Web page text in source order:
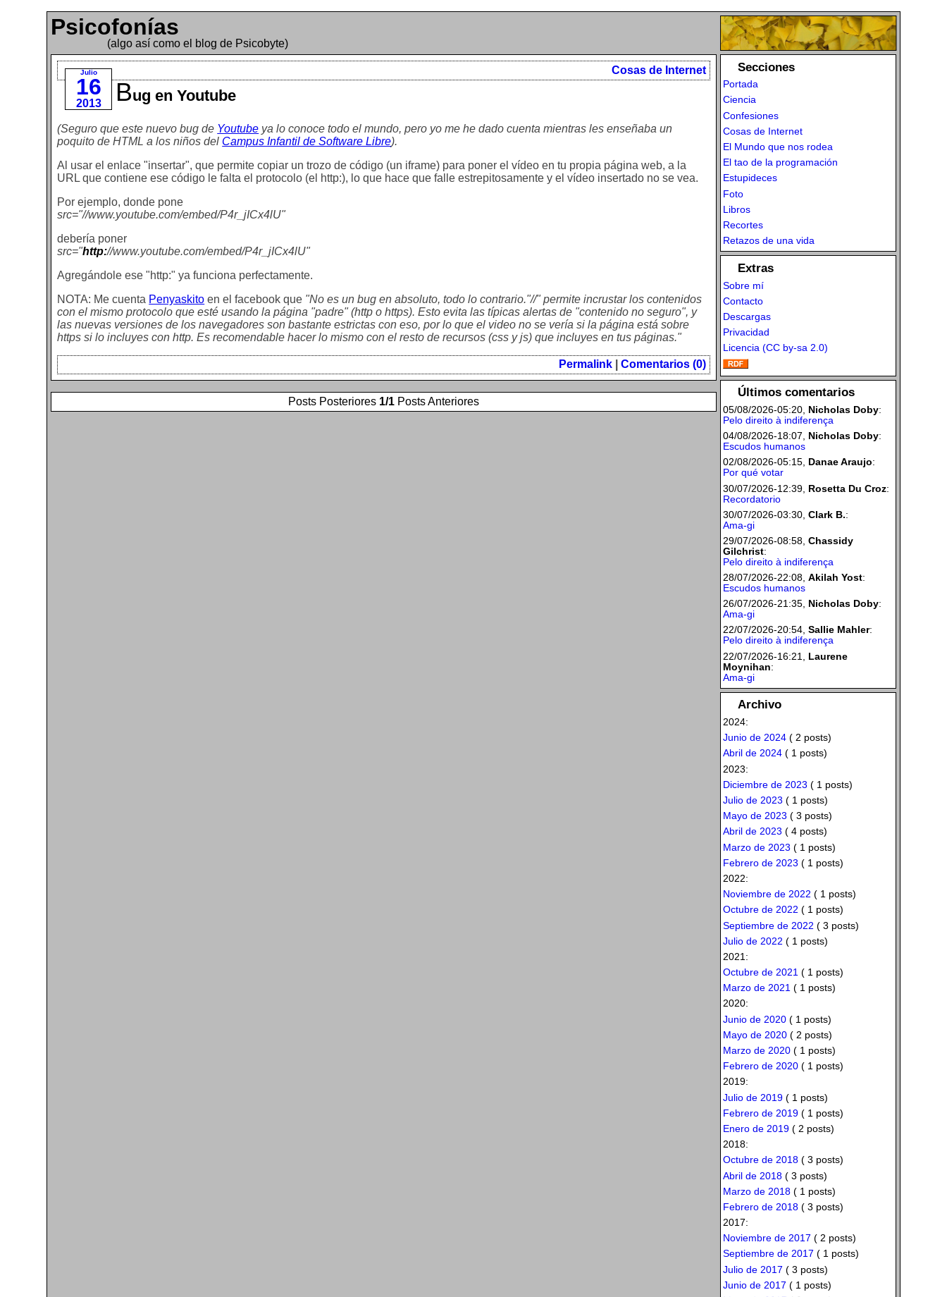
Psicofonías
(algo así como el blog de Psicobyte)
Julio
16
2013
Cosas de Internet
Bug en Youtube
(Seguro que este nuevo bug de Youtube ya lo conoce todo el mundo, pero yo me he dado cuenta mientras les enseñaba un
poquito de HTML a los niños del Campus Infantil de Software Libre).
Al usar el enlace "insertar", que permite copiar un trozo de código (un iframe) para poner el vídeo en tu propia página web, a la
URL que contiene ese código le falta el protocolo (el http:), lo que hace que falle estrepitosamente y el vídeo insertado no se vea.
Por ejemplo, donde pone
src="//www.youtube.com/embed/P4r_jICx4lU"
debería poner
src="http://www.youtube.com/embed/P4r_jICx4lU"
Agregándole ese "http:" ya funciona perfectamente.
NOTA: Me cuenta Penyaskito en el facebook que "No es un bug en absoluto, todo lo contrario."//" permite incrustar los contenidos
con el mismo protocolo que esté usando la página "padre" (http o https). Esto evita las típicas alertas de "contenido no seguro", y
las nuevas versiones de los navegadores son bastante estrictas con eso, por lo que el video no se vería si la página está sobre
https si lo incluyes con http. Es recomendable hacer lo mismo con el resto de recursos (css y js) que incluyes en tus páginas."
Permalink Comentarios (0)
Posts Posteriores 1/1 Posts Anteriores
Secciones
Portada
Ciencia
Confesiones
Cosas de Internet
El Mundo que nos rodea
El tao de la programación
Estupideces
Foto
Libros
Recortes
Retazos de una vida
Extras
Sobre mí
Contacto
Descargas
Privacidad
Licencia (CC by-sa 2.0)
Últimos comentarios
05/08/2026-05:20, Nicholas Doby:
Pelo direito à indiferença
04/08/2026-18:07, Nicholas Doby:
Escudos humanos
02/08/2026-05:15, Danae Araujo:
Por qué votar
30/07/2026-12:39, Rosetta Du Croz:
Recordatorio
30/07/2026-03:30, Clark B.:
Ama-gi
29/07/2026-08:58, Chassidy
Gilchrist:
Pelo direito à indiferença
28/07/2026-22:08, Akilah Yost:
Escudos humanos
26/07/2026-21:35, Nicholas Doby:
Ama-gi
22/07/2026-20:54, Sallie Mahler:
Pelo direito à indiferença
22/07/2026-16:21, Laurene
Moynihan:
Ama-gi
Archivo
2024:
Junio de 2024( 2 posts)
Abril de 2024( 1 posts)
2023:
Diciembre de 2023 ( 1 posts)
Julio de 2023 ( 1 posts)
Mayo de 2023 ( 3 posts)
Abril de 2023 ( 4 posts)
Marzo de 2023 ( 1 posts)
Febrero de 2023 ( 1 posts)
2022:
Noviembre de 2022 ( 1 posts)
Octubre de 2022 ( 1 posts)
Septiembre de 2022 ( 3 posts)
Julio de 2022 ( 1 posts)
2021:
Octubre de 2021 ( 1 posts)
Marzo de 2021( 1 posts)
2020:
Junio de 2020( 1 posts)
Mayo de 2020( 2 posts)
Marzo de 2020( 1 posts)
Febrero de 2020( 1 posts)
2019:
Julio de 2019( 1 posts)
Febrero de 2019( 1 posts)
Enero de 2019( 2 posts)
2018:
Octubre de 2018( 3 posts)
Abril de 2018( 3 posts)
Marzo de 2018( 1 posts)
Febrero de 2018( 3 posts)
2017:
Noviembre de 2017 ( 2 posts)
Septiembre de 2017 ( 1 posts)
Julio de 2017 ( 3 posts)
Junio de 2017 ( 1 posts)